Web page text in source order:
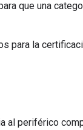
que una
para la
al periférico